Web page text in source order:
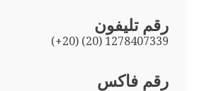
رقم تليفون
(+20) (20) 1278407339
رقم فاكس